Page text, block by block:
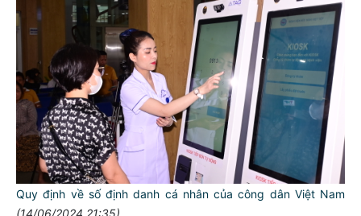
Quy định về số định danh cá nhân của công dân Việt Nam
(14/06/2024 21:35)
TƯ CÁCH
NGƯỜI CÔNG AN CÁCH MỆNH LÀ:
Đối với tự mình, phải
CẦN, KIỆM, LIÊM, CHÍNH
Đối với đồng sự, phải
THÂN ÁI GIÚP ĐỠ
Đối với chính phủ, phải
TUYỆT ĐỐI TRUNG THÀNH